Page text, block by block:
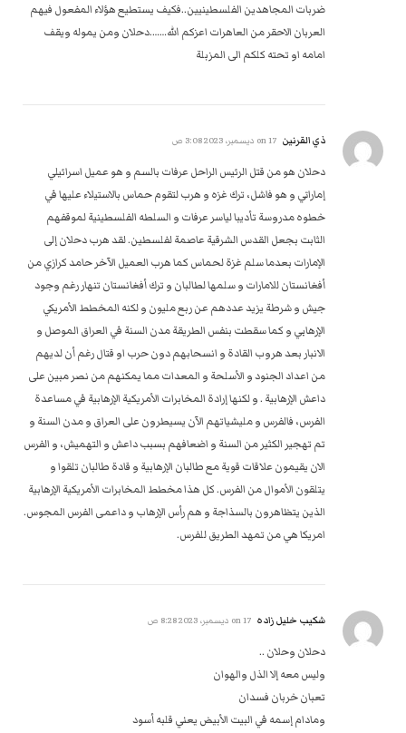
ضربات المجاهدين الفلسطينيين..فكيف يستطيع هؤلاء المفعول فيهم
العربان الاحقر من العاهرات اعزكم الله…….دحلان ومن يموله ويقف
امامه او تحته كلكم الى المزبلة
ذي القرنين 17 ديسمبر، 2023 3:08 ص
دحلان هو من قتل الرئيس الراحل عرفات بالسم و هو عميل اسرائيلي
إماراتي و هو فاشل، ترك غزه و هرب لتقوم حماس بالاستيلاء عليها في
خطوه مدروسة تأديبا لياسر عرفات و السلطه الفلسطينية لموقفهم
الثابت بجعل القدس الشرقية عاصمة لفلسطين. لقد هرب دحلان إلى
الإمارات بعدما سلم غزة لحماس كما هرب العميل الآخر حامد كرازي من
أفغانستان للامارات و سلمها لطالبان و ترك أفغانستان تنهار رغم وجود
جيش و شرطة يزيد عددهم عن ربع مليون و لكنه المخطط الأمريكي
الإرهابي و كما سقطت بنفس الطريقة مدن السنة في العراق الموصل و
الانبار بعد هروب القادة و انسحابهم دون حرب او قتال رغم أن لديهم
من اعداد الجنود و الأسلحة و المعدات مما يمكنهم من نصر مبين على
داعش الإرهابية . و لكنها إرادة المخابرات الأمريكية الإرهابية في مساعدة
الفرس، فالفرس و مليشياتهم الآن يسيطرون على العراق و مدن السنة و
تم تهجير الكثير من السنة و اضعافهم بسبب داعش و التهميش، و الفرس
الان يقيمون علاقات قوية مع طالبان الإرهابية و قادة طالبان تلقوا و
يتلقون الأموال من الفرس. كل هذا مخطط المخابرات الأمريكية الإرهابية
الذين يتظاهرون بالسذاجة و هم رأس الإرهاب و داعمى الفرس المجوس.
امريكا هي من تمهد الطريق للفرس.
شكيب خليل زاده 17 ديسمبر، 2023 8:28 ص
دحلان وحلان ..
وليس معه إلا الذل والهوان
تعبان خربان فسدان
ومادام إسمه في البيت الأبيض يعني قلبه أسود